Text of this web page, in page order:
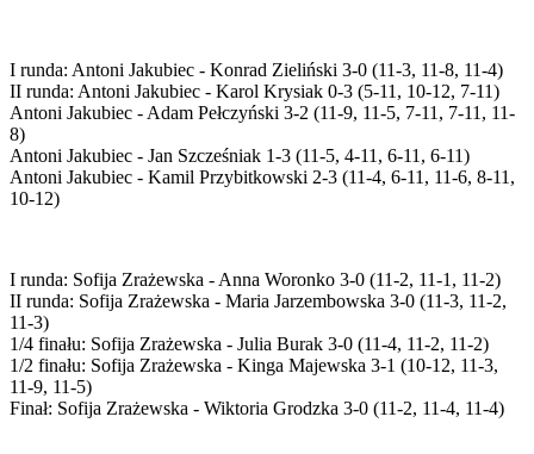
I runda: Antoni Jakubiec - Konrad Zieliński 3-0 (11-3, 11-8, 11-4)
II runda: Antoni Jakubiec - Karol Krysiak 0-3 (5-11, 10-12, 7-11)
Antoni Jakubiec - Adam Pełczyński 3-2 (11-9, 11-5, 7-11, 7-11, 11-
8)
Antoni Jakubiec - Jan Szcześniak 1-3 (11-5, 4-11, 6-11, 6-11)
Antoni Jakubiec - Kamil Przybitkowski 2-3 (11-4, 6-11, 11-6, 8-11,
10-12)
I runda: Sofija Zrażewska - Anna Woronko 3-0 (11-2, 11-1, 11-2)
II runda: Sofija Zrażewska - Maria Jarzembowska 3-0 (11-3, 11-2,
11-3)
1/4 finału: Sofija Zrażewska - Julia Burak 3-0 (11-4, 11-2, 11-2)
1/2 finału: Sofija Zrażewska - Kinga Majewska 3-1 (10-12, 11-3,
11-9, 11-5)
Finał: Sofija Zrażewska - Wiktoria Grodzka 3-0 (11-2, 11-4, 11-4)